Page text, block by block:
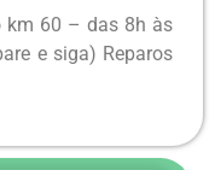
60 – das 8h às
e siga) Reparos